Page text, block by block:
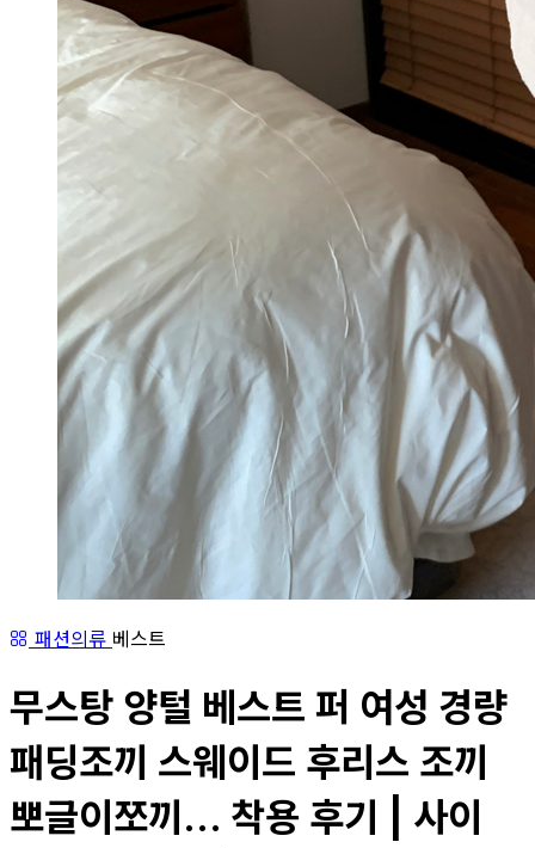
패션의류 베스트
무스탕 양털 베스트 퍼 여성 경량
패딩조끼 스웨이드 후리스 조끼
뽀글이쪼끼... 착용 후기 | 사이